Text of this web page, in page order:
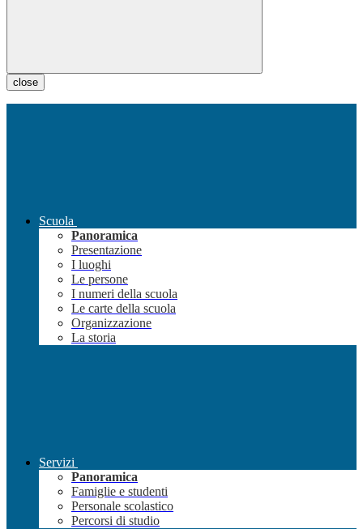
close
Scuola
Panoramica
Presentazione
I luoghi
Le persone
I numeri della scuola
Le carte della scuola
Organizzazione
La storia
Servizi
Panoramica
Famiglie e studenti
Personale scolastico
Percorsi di studio